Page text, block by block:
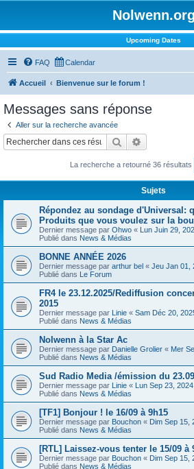
Nolwenn.org
Upcoming Dates
FAQ Calendar
Accueil Bienvenue sur le forum !
Messages sans réponse
Aller sur la recherche avancée
Rechercher
La recherche a retourné 36 résultats
Sujets
Répondez au sondage d'Universal:
Produits que vous voulez sur la
Dernier message par Ohwo « Lun Juin 29,
Publié dans News & Médias
BONNE ANNÉE 2026
Dernier message par arthur bel « Jeu Jan 01,
Publié dans Le Forum
FR4 le 23.12.2025/Rediffusion
2015
Dernier message par Linie « Sam Déc 20,
Publié dans News & Médias
Nolwenn à la Star Ac
Dernier message par Danielle Grolier « Mer
Publié dans News & Médias
Sud Radio Media /émission du
Dernier message par Linie « Lun Sep 23,
Publié dans News & Médias
[TF1] Bonjour ! le 16/09 à 9h15
Dernier message par Bouchon « Dim Sep 15,
Publié dans News & Médias
[RTL] Laissez-vous tenter le 15/09 à
Dernier message par Bouchon « Dim Sep 15,
Publié dans News & Médias